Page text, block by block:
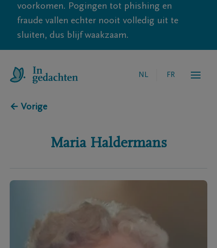
voorkomen. Pogingen tot phishing en
fraude vallen echter nooit volledig uit te
sluiten, dus blijf waakzaam.
NL FR
← Vorige
Maria Haldermans